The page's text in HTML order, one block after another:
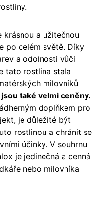
krásnou a užitečnou
po celém světě. Díky
a odolnosti vůči
tato rostlina stala
milovníků
také velmi ceněny.
doplňkem pro
je důležité být
rostlinou a chránit se
účinky. V souhrnu
je jedinečná a cenná
nebo milovníka